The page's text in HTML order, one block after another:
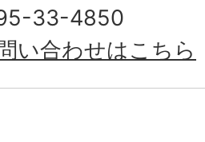
33-4850
い合わせはこちら